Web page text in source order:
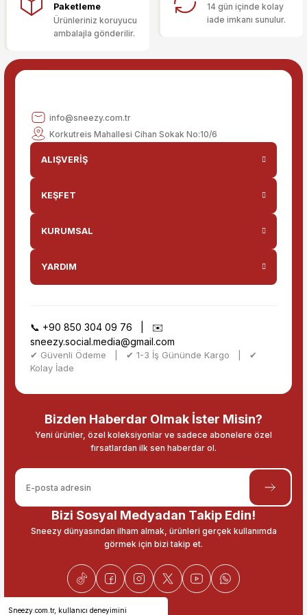
Sneezy.com.tr, kullanıcı deneyimini
Paketleme
Ürünleriniz koruyucu
ambalajla gönderilir.
14 gün içinde kolay
iade imkanı sunulur.
info@sneezy.com.tr
Korkutreis Mahallesi Cihan Sokak No:10/6
ALIŞVERİŞ
KEŞFET
KURUMSAL
YARDIM
📞 +90 850 304 09 76 | ✉️
sneezy.social.media@gmail.com
✔ Güvenli Ödeme | ✔ 1-3 İş Gününde Kargo | ✔
Kolay İade
Bizden Haberdar Olmak İster Misin?
Yeni ürünler, özel koleksiyonlar ve sadece abonelere özel
fırsatlardan ilk sen haberdar ol.
Bizi Sosyal Medyadan Takip Edin!
Sneezy dünyasından ilham almak, ürünleri gerçek kullanımda
görmek için bizi takip et.